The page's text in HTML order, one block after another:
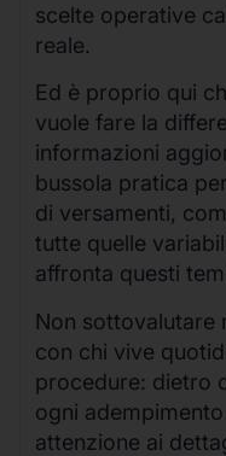
scelte operative
reale.
Ed è proprio qui
vuole fare la
informazioni
bussola pratica
di versamenti,
tutte quelle
affronta questi
Non sottovalutare
con chi vive
procedure: dietro
ogni
attenzione ai